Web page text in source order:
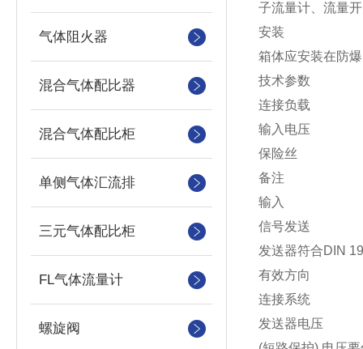
气体阻火器
混合气体配比器
混合气体配比柜
单侧气体汇流排
三元气体配比柜
FL气体流量计
螺旋阀
子流量计、流量
安装
箱体应安装在防
技术参数
连接负载
输入电压
保险丝 电
备注 失效或
输入
信号发送 通
发送器符合DIN
有效方向 NC
连接系统
发送器电压